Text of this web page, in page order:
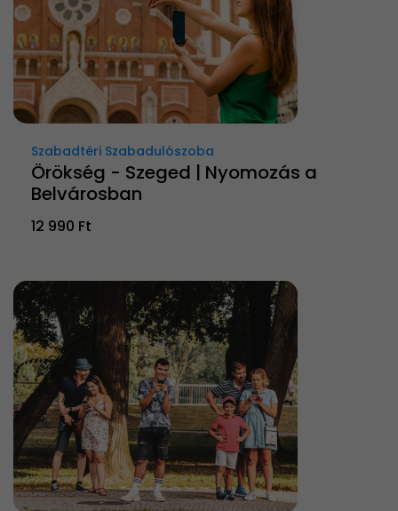
Szabadtéri Szabadulószoba
Örökség - Szeged | Nyomozás a
Belvárosban
12 990 Ft